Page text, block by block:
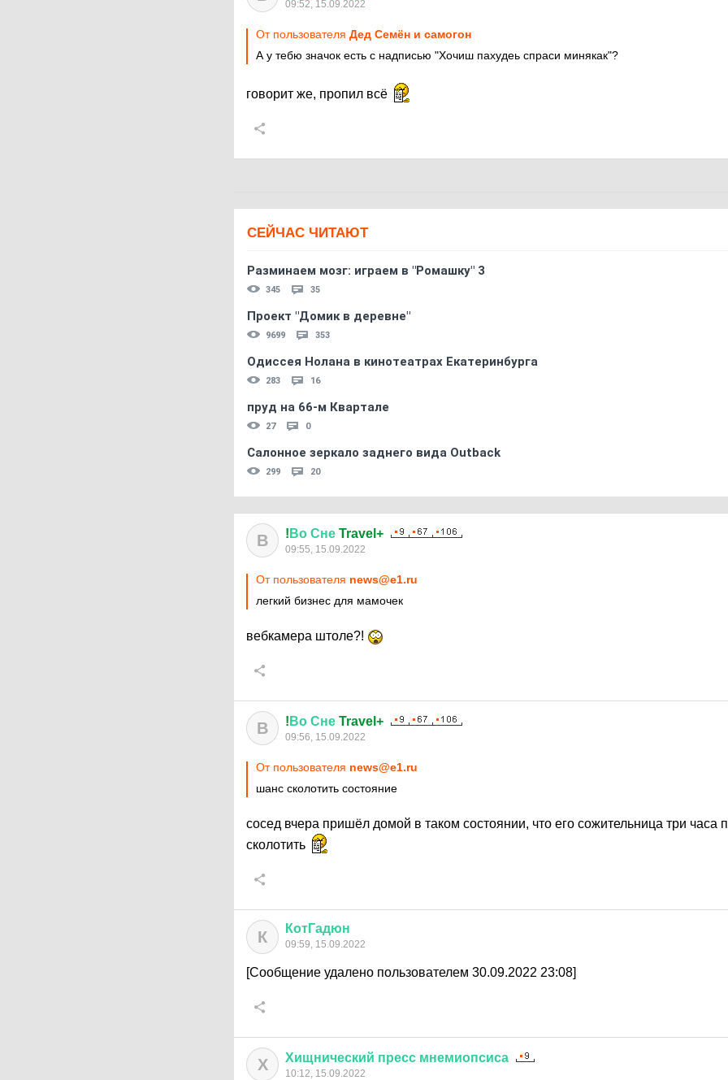
09:52, 15.09.2022
От пользователя Дед Семён и самогон
А у тебю значок есть с надписью "Хочиш пахудеь спраси минякак"?
говорит же, пропил всё
СЕЙЧАС ЧИТАЮТ
Разминаем мозг: играем в "Ромашку" 3
345 35
Проект "Домик в деревне"
9699 353
Одиссея Нолана в кинотеатрах Екатеринбурга
283 16
пруд на 66-м Квартале
27 0
Салонное зеркало заднего вида Outback
299 20
В ! Во Сне Travel+
09:55, 15.09.2022
От пользователя news@e1.ru
легкий бизнес для мамочек
вебкамера штоле?!
В ! Во Сне Travel+
09:56, 15.09.2022
От пользователя news@e1.ru
шанс сколотить состояние
сосед вчера пришёл домой в таком состоянии, что его сожительница три часа
сколотить
К КотГадюн
09:59, 15.09.2022
[Сообщение удалено пользователем 30.09.2022 23:08]
Х Хищнический пресс мнемиопсиса
10:12, 15.09.2022